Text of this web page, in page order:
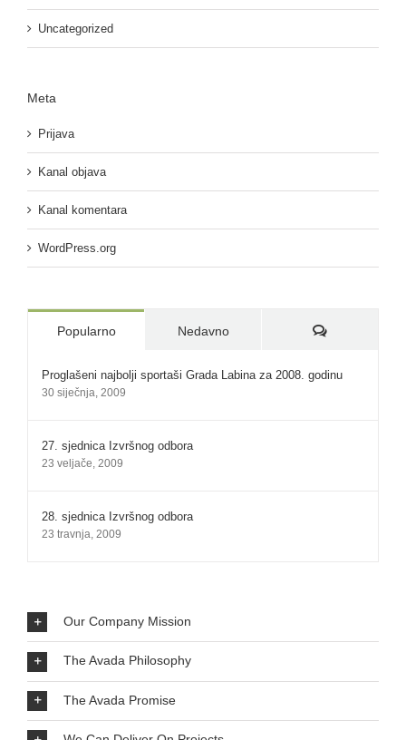
Uncategorized
Meta
Prijava
Kanal objava
Kanal komentara
WordPress.org
Popularno Nedavno Komentari:
Proglašeni najbolji sportaši Grada Labina za 2008. godinu
30 siječnja, 2009
27. sjednica Izvršnog odbora
23 veljače, 2009
28. sjednica Izvršnog odbora
23 travnja, 2009
Our Company Mission
The Avada Philosophy
The Avada Promise